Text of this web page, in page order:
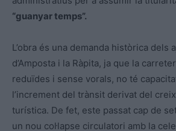
“guanyar temps”.
L’obra és una demanda històrica dels
d’Amposta i la Ràpita, ja que la
reduïdes i sense vorals, no té
l’increment del trànsit derivat del
turística. De fet, este passat cap de
un nou col·lapse circulatori amb la